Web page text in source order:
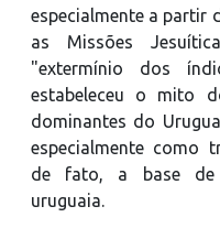
especialmente a partir
as Missões
"extermínio dos
estabeleceu o mito
dominantes do
especialmente como
de fato, a base de
uruguaia.